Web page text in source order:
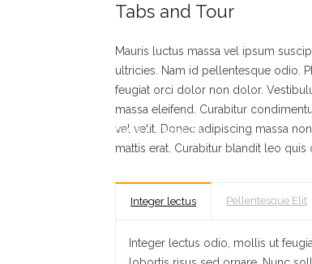
Home Tabs & Tour
Tabs and Tour
Mauris luctus massa vel ipsum
ultricies. Nam id pellentesque odio.
feugiat orci dolor non dolor.
massa eleifend. Curabitur
vel velit. Donec adipiscing massa
mattis erat. Curabitur blandit leo
Integer lectus Pellentesque Elit
Integer lectus odio, mollis ut